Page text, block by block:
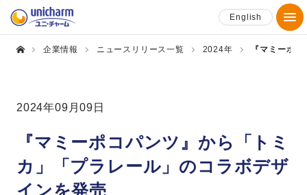
English
企業情報 ニュースリリース一覧 2024年 『マミーポ
2024年09月09日
『マミーポコパンツ』から「トミ
カ」「プラレール」のコラボデザ
インを発売